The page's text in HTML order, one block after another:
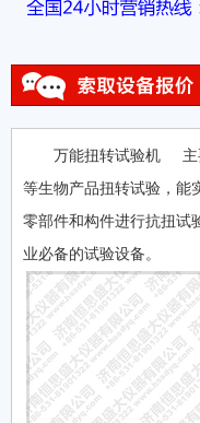
万能扭转试验机 主
等生物产品扭转试验，能
零部件和构件进行抗扭试
业必备的试验设备。